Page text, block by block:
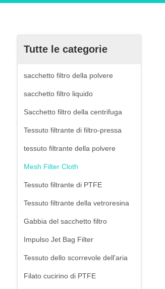
Tutte le categorie
sacchetto filtro della polvere
sacchetto filtro liquido
Sacchetto filtro della centrifuga
Tessuto filtrante di filtro-pressa
tessuto filtrante della polvere
Mesh Filter Cloth
Tessuto filtrante di PTFE
Tessuto filtrante della vetroresina
Gabbia del sacchetto filtro
Impulso Jet Bag Filter
Tessuto dello scorrevole dell'aria
Filato cucirino di PTFE